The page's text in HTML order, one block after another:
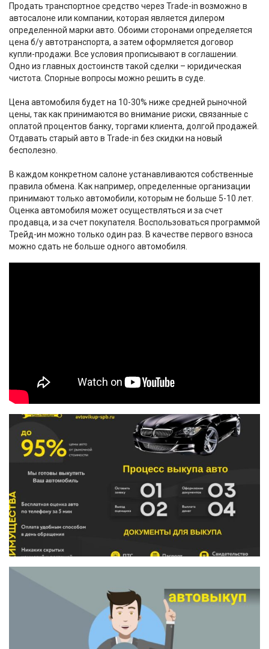
Продать транспортное средство через Trade-in возможно в
автосалоне или компании, которая является дилером
определенной марки авто. Обоими сторонами определяется
цена б/у автотранспорта, а затем оформляется договор
купли-продажи. Все условия прописывают в соглашении.
Одно из главных достоинств такой сделки – юридическая
чистота. Спорные вопросы можно решить в суде.
Цена автомобиля будет на 10-30% ниже средней рыночной
цены, так как принимаются во внимание риски, связанные с
оплатой процентов банку, торгами клиента, долгой продажей.
Отдавать старый авто в Trade-in без скидки на новый
бесполезно.
В каждом конкретном салоне устанавливаются собственные
правила обмена. Как например, определенные организации
принимают только автомобили, которым не больше 5-10 лет.
Оценка автомобиля может осуществляться и за счет
продавца, и за счет покупателя. Воспользоваться программой
Трейд-ин можно только один раз. В качестве первого взноса
можно сдать не больше одного автомобиля.